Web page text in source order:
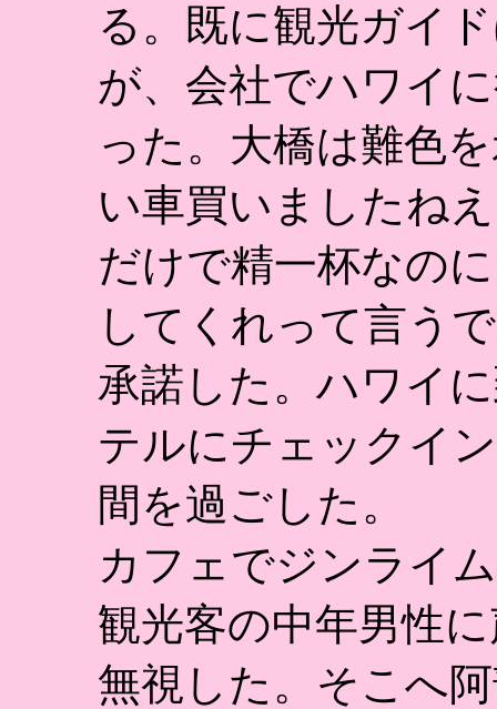
る。既に観光ガイ
が、会社でハワイ
った。大橋は難色
い車買いましたね
だけで精一杯なの
してくれって言う
承諾した。ハワイ
テルにチェックイ
間を過ごした。
カフェでジンライ
観光客の中年男性
無視した。そこへ